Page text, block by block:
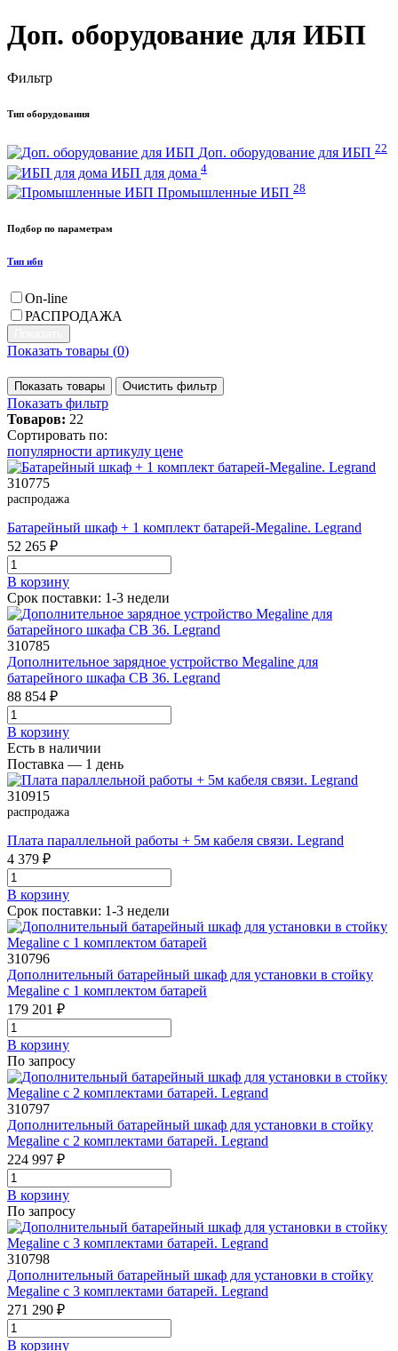
Доп. оборудование для ИБП
Фильтр
Тип оборудования
Доп. оборудование для ИБП 22
ИБП для дома 4
Промышленные ИБП 28
Подбор по параметрам
Тип ибп
On-line
РАСПРОДАЖА
Показать товары (0)
Показать товары Очистить фильтр
Показать фильтр
Товаров: 22
Сортировать по:
популярности артикулу цене
310775
распродажа
Батарейный шкаф + 1 комплект батарей-Megaline. Legrand
52 265 ₽
В корзинy
Срок поставки: 1-3 недели
310785
Дополнительное зарядное устройство Megaline для
батарейного шкафа СВ 36. Legrand
88 854 ₽
В корзинy
Есть в наличии
Поставка — 1 день
310915
распродажа
Плата параллельной работы + 5м кабеля связи. Legrand
4 379 ₽
В корзинy
Срок поставки: 1-3 недели
310796
Дополнительный батарейный шкаф для установки в стойку
Megaline с 1 комплектом батарей
179 201 ₽
В корзинy
По запросу
310797
Дополнительный батарейный шкаф для установки в стойку
Megaline с 2 комплектами батарей. Legrand
224 997 ₽
В корзинy
По запросу
310798
Дополнительный батарейный шкаф для установки в стойку
Megaline с 3 комплектами батарей. Legrand
271 290 ₽
В корзинy